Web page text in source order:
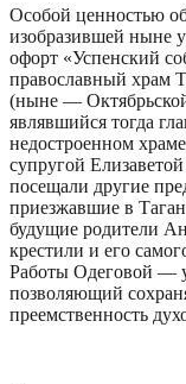
Особой ценностью
изобразившей ныне
офорт «Успенский
православный храм
(ныне —
являвшийся тогда
недостроенном
супругой
посещали другие
приезжавшие в
будущие родители
крестили и его
Работы Одеговой —
позволяющий
преемственность